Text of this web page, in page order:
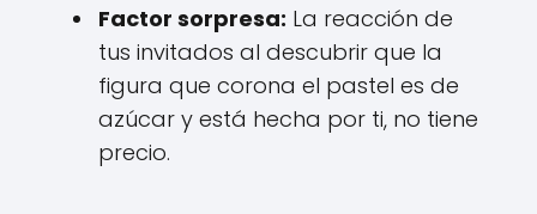
Factor sorpresa: La reacción de
tus invitados al descubrir que la
figura que corona el pastel es de
azúcar y está hecha por ti, no tiene
precio.